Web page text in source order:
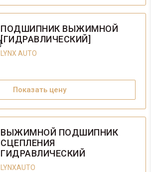
ПОДШИПНИК ВЫЖИМНОЙ
[ГИДРАВЛИЧЕСКИЙ]
LYNX AUTO
Показать цену
ВЫЖИМНОЙ ПОДШИПНИК
СЦЕПЛЕНИЯ
ГИДРАВЛИЧЕСКИЙ
LYNXAUTO...
LYNXAUTO